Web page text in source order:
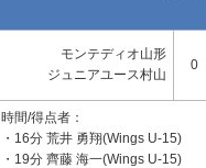
モンテディオ山形
ジュニアユース村山
0
時間/得点者：
・16分 荒井 勇翔(Wings U-15)
・19分 齊藤 海一(Wings U-15)